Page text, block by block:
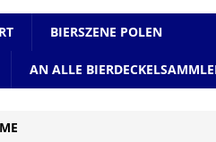
BIERSZENE POLEN
AN ALLE